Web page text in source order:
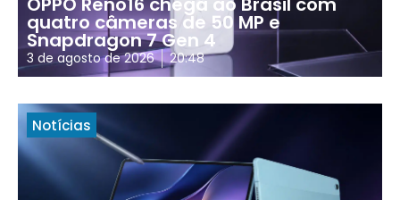
quatro câmeras de 50 MP e
Snapdragon 7 Gen 4
3 de agosto de 2026 20:48
Notícias